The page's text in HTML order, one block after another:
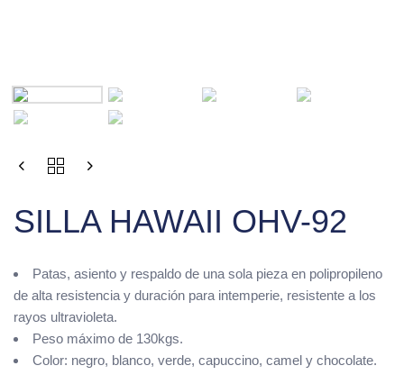
SILLA HAWAII OHV-92
Patas, asiento y respaldo de una sola pieza en polipropileno
de alta resistencia y duración para intemperie, resistente a los
rayos ultravioleta.
Peso máximo de 130kgs.
Color: negro, blanco, verde, capuccino, camel y chocolate.